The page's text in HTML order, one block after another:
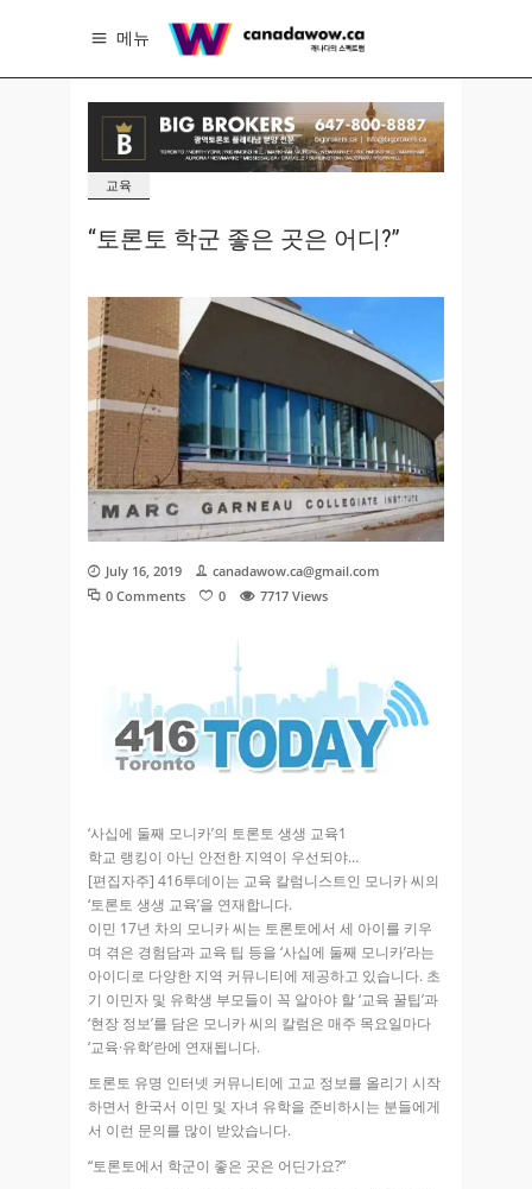
메뉴
교육
“토론토 학군 좋은 곳은 어디?”
July 16, 2019
canadawow.ca@gmail.com
0 Comments
0 7717 Views
‘사십에 둘째 모니카’의 토론토 생생 교육1
학교 랭킹이 아닌 안전한 지역이 우선되야…
[편집자주] 416투데이는 교육 칼럼니스트인 모니카 씨의
‘토론토 생생 교육’을 연재합니다.
이민 17년 차의 모니카 씨는 토론토에서 세 아이를 키우
며 겪은 경험담과 교육 팁 등을 ‘사십에 둘째 모니카’라는
아이디로 다양한 지역 커뮤니티에 제공하고 있습니다. 초
기 이민자 및 유학생 부모들이 꼭 알아야 할 ‘교육 꿀팁’과
‘현장 정보’를 담은 모니카 씨의 칼럼은 매주 목요일마다
‘교육·유학’란에 연재됩니다.
토론토 유명 인터넷 커뮤니티에 고교 정보를 올리기 시작
하면서 한국서 이민 및 자녀 유학을 준비하시는 분들에게
서 이런 문의를 많이 받았습니다.
“토론토에서 학군이 좋은 곳은 어딘가요?”